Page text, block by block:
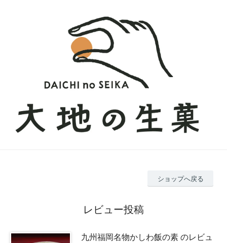
ショップへ戻る
レビュー投稿
九州福岡名物かしわ飯の素 のレビュ